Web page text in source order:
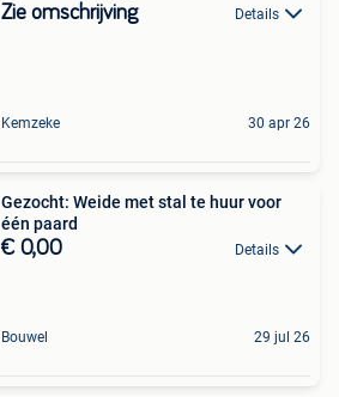
Zie omschrijving Details
Kemzeke 30 apr 26
Gezocht: Weide met stal te huur voor
één paard
€ 0,00 Details
Bouwel 29 jul 26